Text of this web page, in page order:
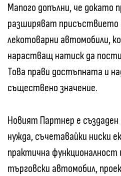
Мапого допълни, че докато
разширяват присъствието
лекотоварни автомобили,
нарастващ натиск да
Това прави достъпната и
съществено значение.
Новият Партнер е
нужда, съчетавайки ниски
практична функционалност
търговски автомобил,